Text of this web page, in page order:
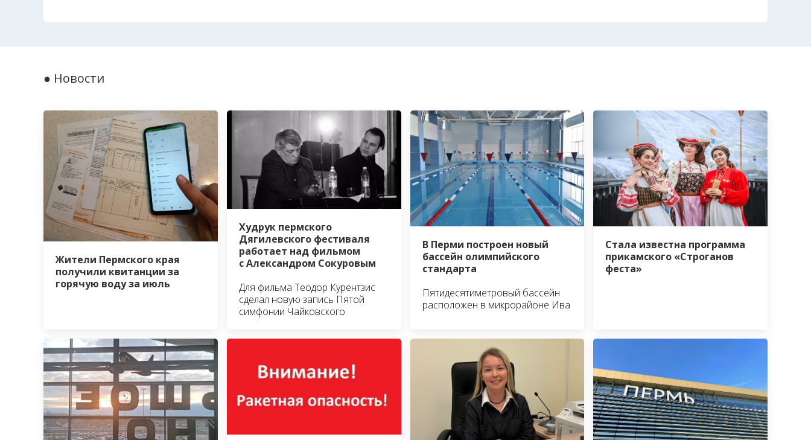
● Новости
Жители Пермского края
получили квитанции за
горячую воду за июль
Худрук пермского
Дягилевского фестиваля
работает над фильмом
с Александром Сокуровым
Для фильма Теодор Курентзис
сделал новую запись Пятой
симфонии Чайковского
В Перми построен новый
бассейн олимпийского
стандарта
Пятидесятиметровый бассейн
расположен в микрорайоне Ива
Стала известна программа
прикамского «Строганов
феста»